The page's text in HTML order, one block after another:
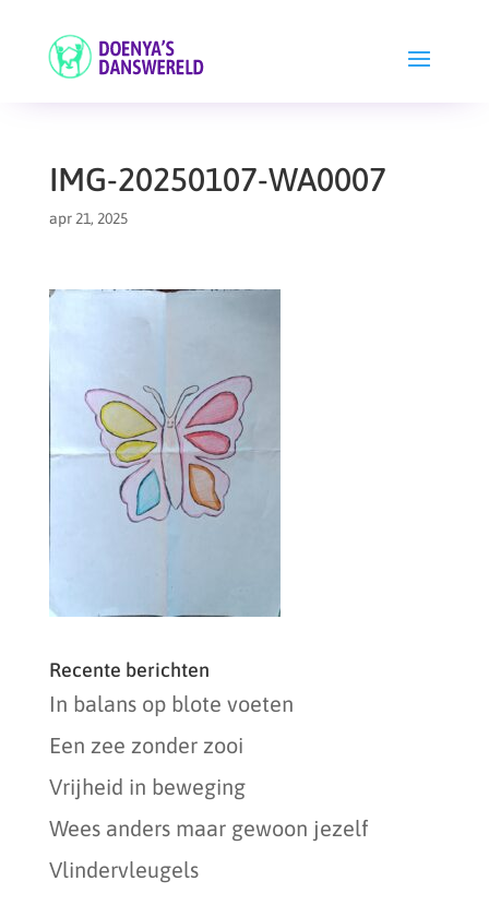
IMG-20250107-WA0007
apr 21, 2025
Recente berichten
In balans op blote voeten
Een zee zonder zooi
Vrijheid in beweging
Wees anders maar gewoon jezelf
Vlindervleugels